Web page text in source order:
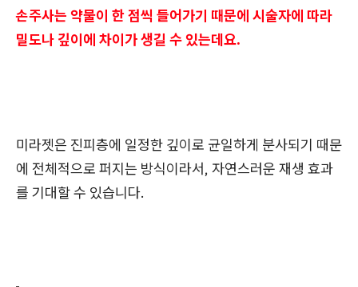
손주사는 약물이 한 점씩 들어가기 때문에 시술자에 따라
밀도나 깊이에 차이가 생길 수 있는데요.
미라젯은 진피층에 일정한 깊이로 균일하게 분사되기 때문
에 전체적으로 퍼지는 방식이라서, 자연스러운 재생 효과
를 기대할 수 있습니다.